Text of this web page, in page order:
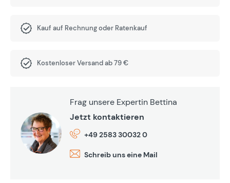
Kauf auf Rechnung oder Ratenkauf
Kostenloser Versand ab 79 €
Frag unsere Expertin Bettina
Jetzt kontaktieren
+49 2583 30032 0
Schreib uns eine Mail